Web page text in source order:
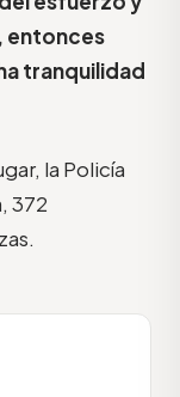
entonces
tranquilidad
la Policía
372